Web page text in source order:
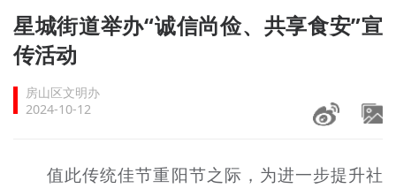
首页
文明创建
文明实践
未成年人思想道德建设
星城街道举办“诚信尚俭、共享食安”宣
传活动
房山区文明办
2024-10-12
值此传统佳节重阳节之际，为进一步提升社